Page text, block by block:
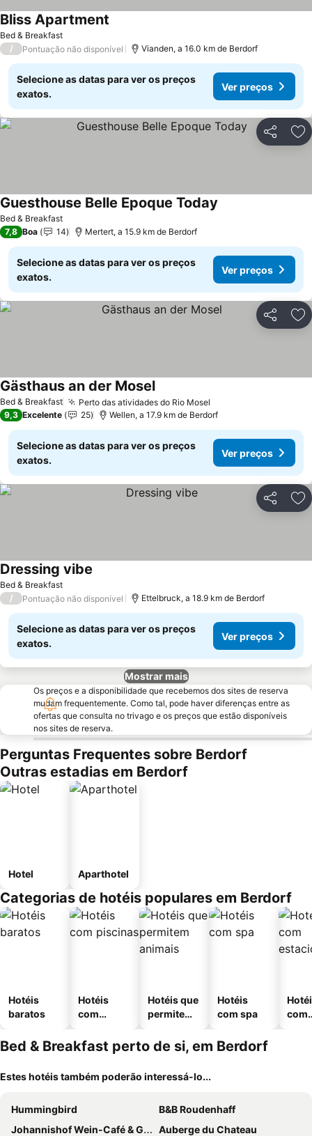
Bed & Breakfast
Bliss Apartment
/ Pontuação não disponível Vianden, a 16.0 km de Berdorf
Selecione as datas para ver os preços
exatos.
Ver preços
Partilhar
Bed & Breakfast
Guesthouse Belle Epoque Today
7,8 Boa 14 Mertert, a 15.9 km de Berdorf
Selecione as datas para ver os preços
exatos.
Ver preços
Partilhar
Bed & Breakfast Perto das atividades do Rio Mosel
Gästhaus an der MoselVer preços
9,3 Excelente 25 Wellen, a 17.9 km de Berdorf
Selecione as datas para ver os preços
exatos.
Ver preços
Partilhar
Bed & Breakfast
Dressing vibe
/ Pontuação não disponível Ettelbruck, a 18.9 km de Berdorf
Selecione as datas para ver os preços
exatos.
Ver preços
Mostrar mais
Os preços e a disponibilidade que recebemos dos sites de reserva
mudam frequentemente. Como tal, pode haver diferenças entre as
ofertas que consulta no trivago e os preços que estão disponíveis
nos sites de reserva.
Perguntas Frequentes sobre Berdorf
Outras estadias em Berdorf
Hotel Aparthotel
Categorias de hotéis populares em Berdorf
Hotéis
baratos
Hotéis
com
Hotéis que
permitem
Hotéis
com spa
com
Bed & Breakfast perto de si, em Berdorf
Estes hotéis também poderão interessá-lo...
Hummingbird
B&B Roudenhaff
Johannishof Wein-Café & Gästehaus
Auberge du Chateau